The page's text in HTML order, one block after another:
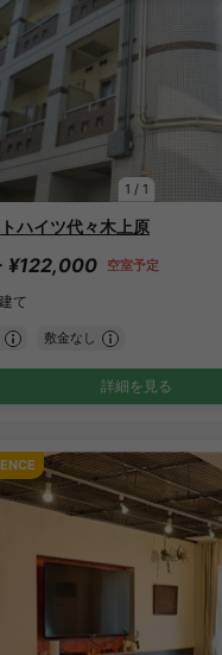
1 / 1
ハイツ代々木上原
¥122,000 空室予定
て
敷金なし
詳細を見る